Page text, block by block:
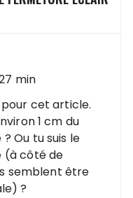
min
cet article.
1 cm du
Ou tu suis le
(à côté de
semblent être
?